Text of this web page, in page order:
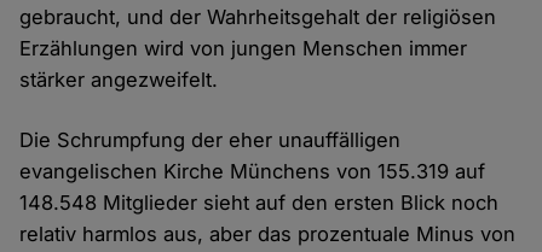
gebraucht, und der Wahrheitsgehalt der religiösen
Erzählungen wird von jungen Menschen immer
stärker angezweifelt.
Die Schrumpfung der eher unauffälligen
evangelischen Kirche Münchens von 155.319 auf
148.548 Mitglieder sieht auf den ersten Blick noch
relativ harmlos aus, aber das prozentuale Minus von